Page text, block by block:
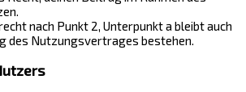
nach Punkt 2, Unterpunkt a bleibt auch
des Nutzungsvertrages bestehen.